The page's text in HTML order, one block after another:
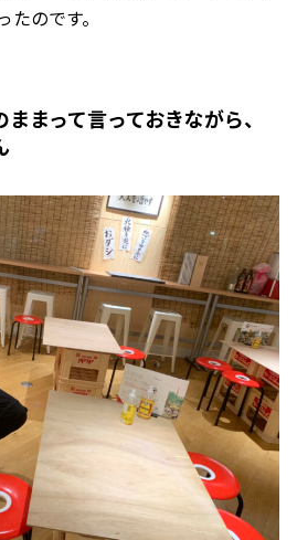
のです。
まって言っておきながら、